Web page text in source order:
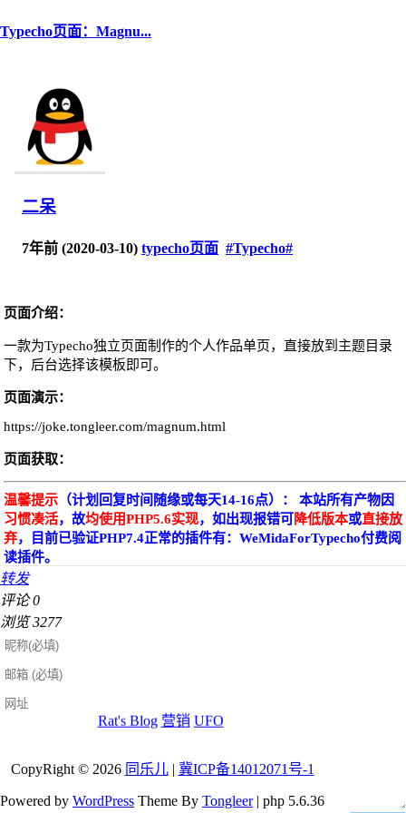
Typecho页面：Magnu...
二呆
7年前 (2020-03-10) typecho页面 #Typecho#
页面介绍：
一款为Typecho独立页面制作的个人作品单页，直接放到主题目录
下，后台选择该模板即可。
页面演示：
https://joke.tongleer.com/magnum.html
页面获取：
温馨提示 （计划回复时间随缘或每天14-16点）： 本站所有产物因
习惯凑活，故均使用PHP5.6实现，如出现报错可降低版本或直接放
弃，目前已验证PHP7.4正常的插件有：WeMidaForTypecho付费阅
读插件。
转发
评论0
浏览3277
友情链接[自助申请][若未找到自己则
Rat's Blog 营销 UFO
CopyRight © 2026 同乐儿| 冀ICP备14012071号-1
Powered by WordPress Theme By Tongleer| php 5.6.36